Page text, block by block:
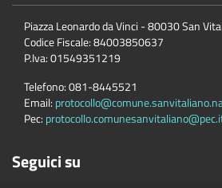
Piazza Leonardo da Vinci - 80030 San
Codice Fiscale:84003850637
P.Iva:01549351219
Telefono:081-8445521
Email:
Pec:
Seguici su